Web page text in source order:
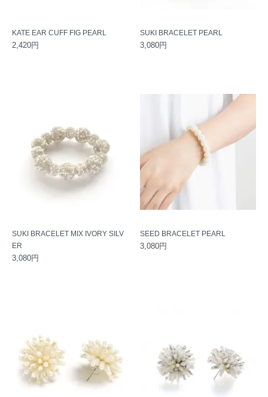
KATE EAR CUFF FIG PEARL
2,420円
SUKI BRACELET PEARL
3,080円
SUKI BRACELET MIX IVORY SILV
ER
3,080円
SEED BRACELET PEARL
3,080円